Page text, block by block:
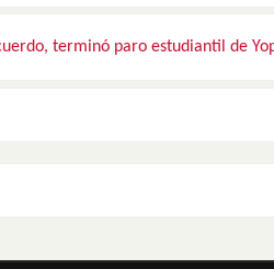
terminó paro estudiantil de